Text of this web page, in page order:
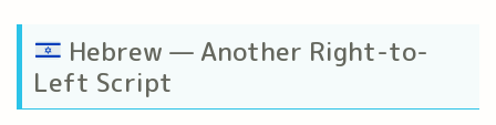
Hebrew — Another Right-to-
Left Script